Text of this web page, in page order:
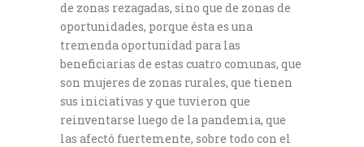
de zonas rezagadas, sino que de zonas de
oportunidades, porque ésta es una
tremenda oportunidad para las
beneficiarias de estas cuatro comunas, que
son mujeres de zonas rurales, que tienen
sus iniciativas y que tuvieron que
reinventarse luego de la pandemia, que
las afectó fuertemente, sobre todo con el